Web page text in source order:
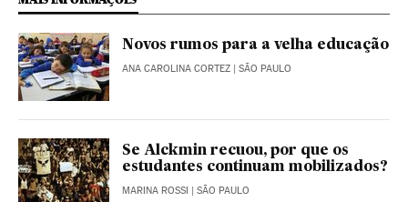
Novos rumos para a velha educação
ANA CAROLINA CORTEZ | SÃO PAULO
Se Alckmin recuou, por que os
estudantes continuam mobilizados?
MARINA ROSSI | SÃO PAULO